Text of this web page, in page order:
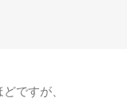
ですが、